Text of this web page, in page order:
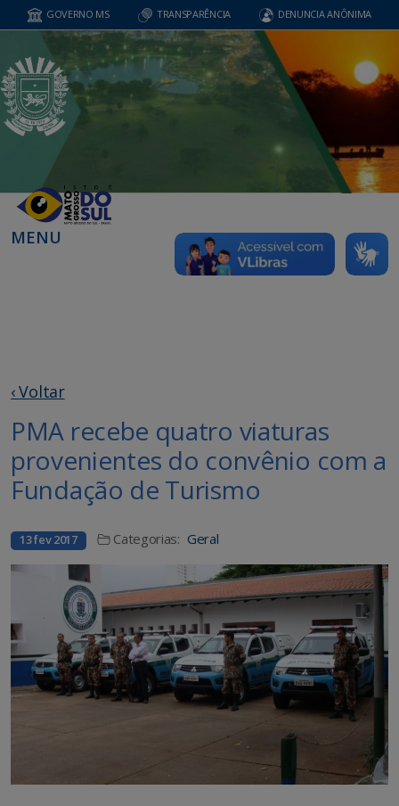
GOVERNO MS TRANSPARÊNCIA DENUNCIA ANÔNIMA
MENU
‹ Voltar
PMA recebe quatro viaturas
provenientes do convênio com a
Fundação de Turismo
13 fev 2017 Categorias: Geral